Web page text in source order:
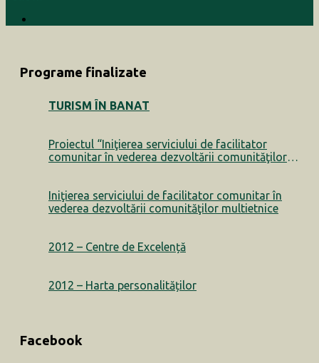
Programe finalizate
TURISM ÎN BANAT
Proiectul “Iniţierea serviciului de facilitator
comunitar în vederea dezvoltării comunităţilor
Iniţierea serviciului de facilitator comunitar în
vederea dezvoltării comunităţilor multietnice
2012 – Centre de Excelență
2012 – Harta personalităților
Facebook